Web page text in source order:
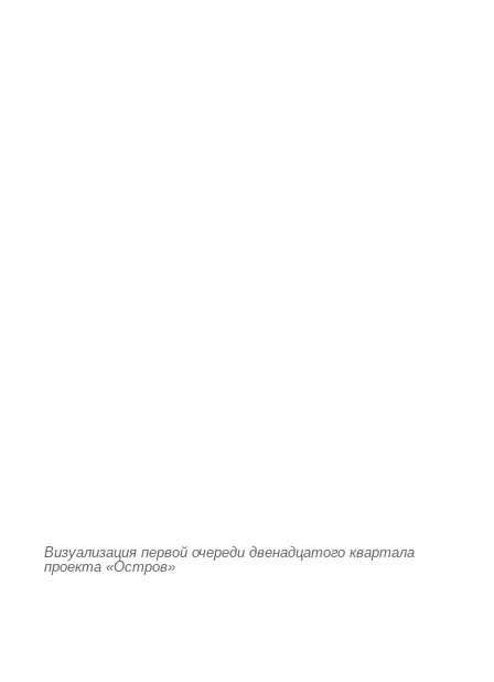
Визуализация первой очереди двенадцатого квартала
проекта «Остров»